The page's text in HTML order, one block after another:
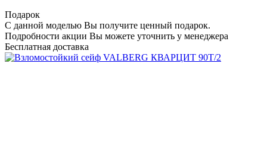
Подарок
С данной моделью Вы получите ценный подарок.
Подробности акции Вы можете уточнить у менеджера
Бесплатная доставка